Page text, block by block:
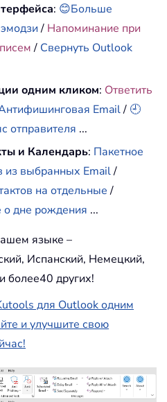
: 😊Больше
/ Напоминание при
/ Свернуть Outlook
одним кликом: Ответить
Email/ 🕘
отправителя ...
и Календарь: Пакетное
из выбранных Email/
на отдельные/
о дне рождения ...
языке –
Испанский, Немецкий,
более40 других!
для Outlook одним
и улучшите свою